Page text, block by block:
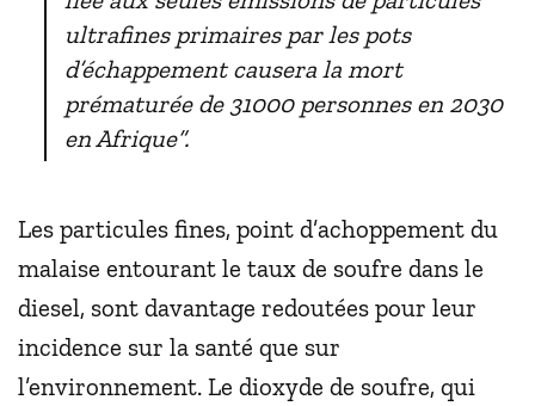
ultrafines primaires par les pots
d’échappement causera la mort
prématurée de 31000 personnes en 2030
en Afrique”.
Les particules fines, point d’achoppement du
malaise entourant le taux de soufre dans le
diesel, sont davantage redoutées pour leur
incidence sur la santé que sur
l’environnement. Le dioxyde de soufre, qui